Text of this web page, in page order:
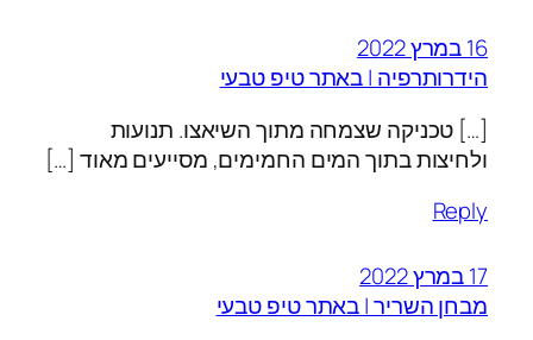
16 במרץ 2022
הידרותרפיה | באתר טיפ טבעי
[…] טכניקה שצמחה מתוך השיאצו. תנועות
ולחיצות בתוך המים החמימים, מסייעים מאוד […]
Reply
17 במרץ 2022
מבחן השריר | באתר טיפ טבעי